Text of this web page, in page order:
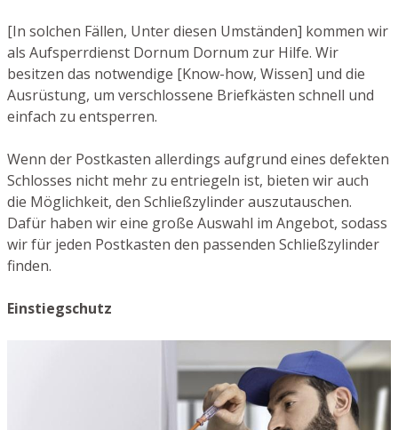
[In solchen Fällen, Unter diesen Umständen] kommen wir
als Aufsperrdienst Dornum Dornum zur Hilfe. Wir
besitzen das notwendige [Know-how, Wissen] und die
Ausrüstung, um verschlossene Briefkästen schnell und
einfach zu entsperren.
Wenn der Postkasten allerdings aufgrund eines defekten
Schlosses nicht mehr zu entriegeln ist, bieten wir auch
die Möglichkeit, den Schließzylinder auszutauschen.
Dafür haben wir eine große Auswahl im Angebot, sodass
wir für jeden Postkasten den passenden Schließzylinder
finden.
Einstiegschutz